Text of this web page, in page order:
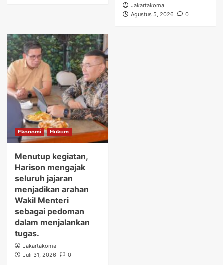
Jakartakoma
Agustus 5, 2026
0
Ekonomi Hukum
Menutup kegiatan,
Harison mengajak
seluruh jajaran
menjadikan arahan
Wakil Menteri
sebagai pedoman
dalam menjalankan
tugas.
Jakartakoma
Juli 31, 2026
0